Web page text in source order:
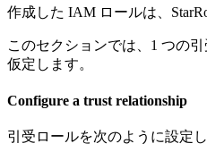
作成した IAM ロールは、
このセクションでは、1 つの
仮定します。
Configure a trust relationship
引受ロールを次のように設定し